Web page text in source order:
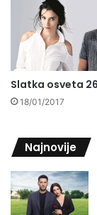
Slatka osveta
18/01/2017
Najnovije